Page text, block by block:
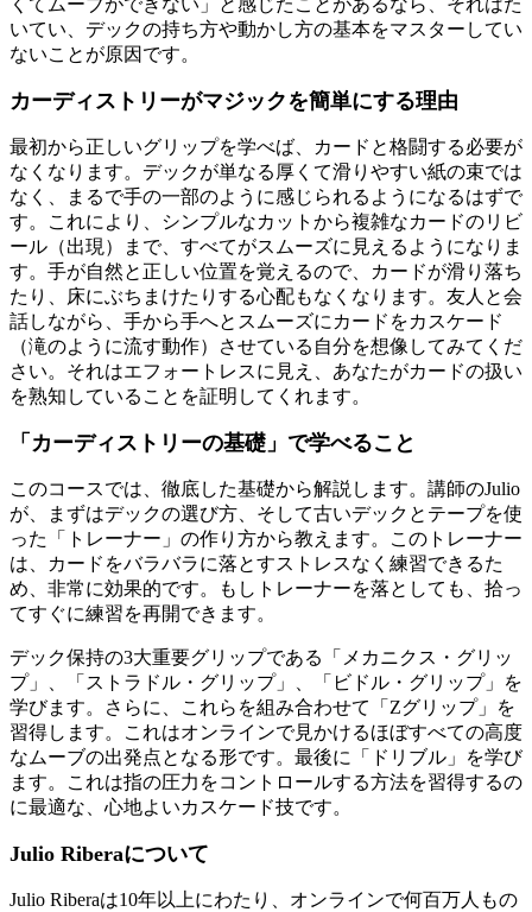
くてムーブができない」と感じたことがあるなら、それはた
いてい、デックの持ち方や動かし方の基本をマスターしてい
ないことが原因です。
カーディストリーがマジックを簡単にする理由
最初から正しいグリップを学べば、カードと格闘する必要が
なくなります。デックが単なる厚くて滑りやすい紙の束では
なく、まるで手の一部のように感じられるようになるはずで
す。これにより、シンプルなカットから複雑なカードのリビ
ール（出現）まで、すべてがスムーズに見えるようになりま
す。手が自然と正しい位置を覚えるので、カードが滑り落ち
たり、床にぶちまけたりする心配もなくなります。友人と会
話しながら、手から手へとスムーズにカードをカスケード
（滝のように流す動作）させている自分を想像してみてくだ
さい。それはエフォートレスに見え、あなたがカードの扱い
を熟知していることを証明してくれます。
「カーディストリーの基礎」で学べること
このコースでは、徹底した基礎から解説します。講師のJulio
が、まずはデックの選び方、そして古いデックとテープを使
った「トレーナー」の作り方から教えます。このトレーナー
は、カードをバラバラに落とすストレスなく練習できるた
め、非常に効果的です。もしトレーナーを落としても、拾っ
てすぐに練習を再開できます。
デック保持の3大重要グリップである「メカニクス・グリッ
プ」、「ストラドル・グリップ」、「ビドル・グリップ」を
学びます。さらに、これらを組み合わせて「Zグリップ」を
習得します。これはオンラインで見かけるほぼすべての高度
なムーブの出発点となる形です。最後に「ドリブル」を学び
ます。これは指の圧力をコントロールする方法を習得するの
に最適な、心地よいカスケード技です。
Julio Riberaについて
Julio Riberaは10年以上にわたり、オンラインで何百万人もの